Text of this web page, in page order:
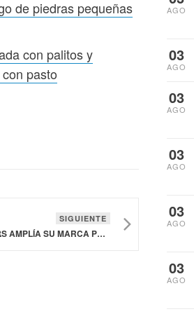
de piedras pequeñas
con palitos y
pasto
DUROS
SIGUIENTE
NATURAL GROCERS AMPLÍA SU MARCA PRIVADA CON PALITOS Y BOCADITOS DE CARNE DE RES ALIMENTADA CON PASTO
AGO
03
AGO
03
AGO
03
AGO
03
AGO
03
AGO